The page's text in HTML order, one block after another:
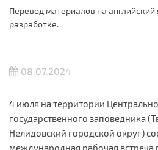
Перевод материалов на английский
разработке.
08.07.2024
4 июля на территории
государственного заповедника
Нелидовский городской округ)
международная рабочая встреча